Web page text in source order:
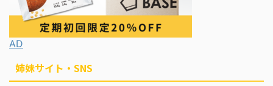
AD
姉妹サイト・SNS